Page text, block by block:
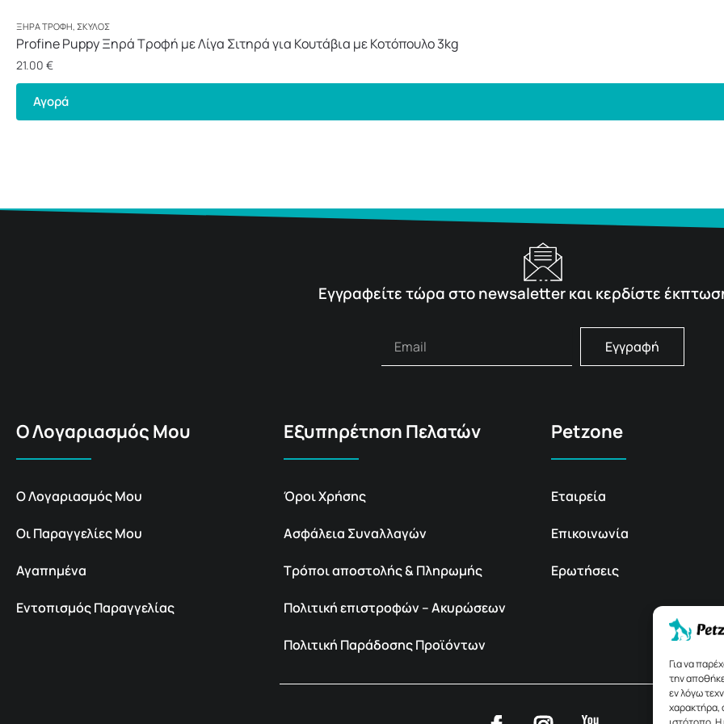
Για να
την
εν λόγω
χαρακτήρα,
ΞΗΡΆ ΤΡΟΦΉ ΣΚΎΛΟΣ
Profine Puppy Ξηρά Τροφή με Λίγα Σιτηρά για Κουτάβια με Κοτόπουλο 3kg
21.00 €
Αγορά
Εγγραφείτε τώρα στο newsaletter και κερδίστε
Εγγραφή
Ο Λογαριασμός Μου
Ο Λογαριασμός Μου
Οι Παραγγελίες Μου
Αγαπημένα
Εντοπισμός Παραγγελίας
Εξυπηρέτηση Πελατών
Όροι Χρήσης
Ασφάλεια Συναλλαγών
Τρόποι αποστολής & Πληρωμής
Πολιτική επιστροφών – Ακυρώσεων
Πολιτική Παράδοσης Προϊόντων
Petzone
Εταιρεία
Επικοινωνία
Ερωτήσεις